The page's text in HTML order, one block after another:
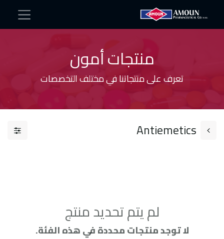
منتجات أمون
تعرف على منتجاتنا في مختلف التخصصات
Antiemetics​
لم يتم تحديد منتج
لا توجد منتجات محددة في هذه الفئة.